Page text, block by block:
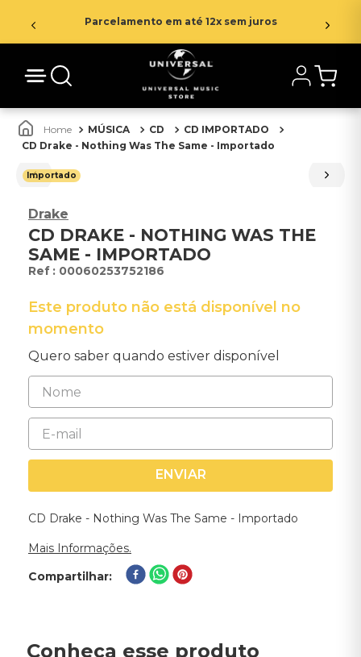
Parcelamento em até 12x sem juros
MÚSICA CD
CD IMPORTADO
CD Drake - Nothing Was The Same - Importado
Importado
Drake
CD DRAKE - NOTHING WAS THE
SAME - IMPORTADO
: 00060253752186
Este produto não está disponível no
momento
Quero saber quando estiver disponível
ENVIAR
CD Drake - Nothing Was The Same - Importado
Mais Informações.
Compartilhar
Conheça esse produto